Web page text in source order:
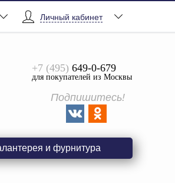
Личный кабинет
+7 (495) 649-0-679
для покупателей из Москвы
Подпишитесь!
и фурнитура